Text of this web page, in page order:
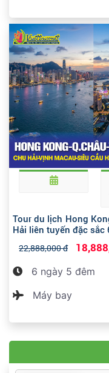
Tour du lịch Hong
Hải liên tuyến đặc sắc
22,888,000 đ
6 ngày 5 đêm
Máy bay